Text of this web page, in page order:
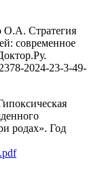
О.А. Стратегия
современное
2024-23-3-49-
родах». Год